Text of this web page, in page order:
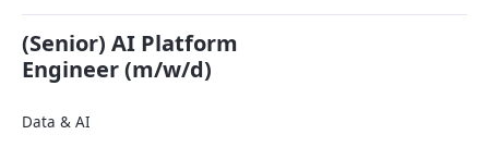
(Senior) AI Platform
Engineer (m/w/d)
Data & AI